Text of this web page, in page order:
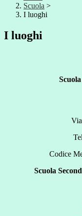
Scuola >
I luoghi
I luoghi
Codice
Scuola